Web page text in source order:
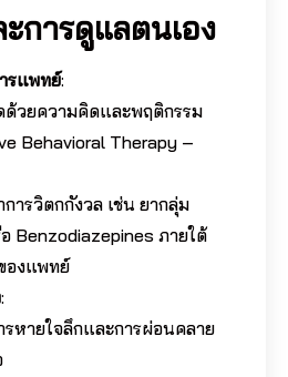
การดูแลตนเอง
รแพทย์:
ด้วยความคิดและพฤติกรรม
Behavioral Therapy –
ารวิตกกังวล เช่น ยากลุ่ม
Benzodiazepines ภายใต้
องแพทย์
:
รหายใจลึกและการผ่อนคลาย